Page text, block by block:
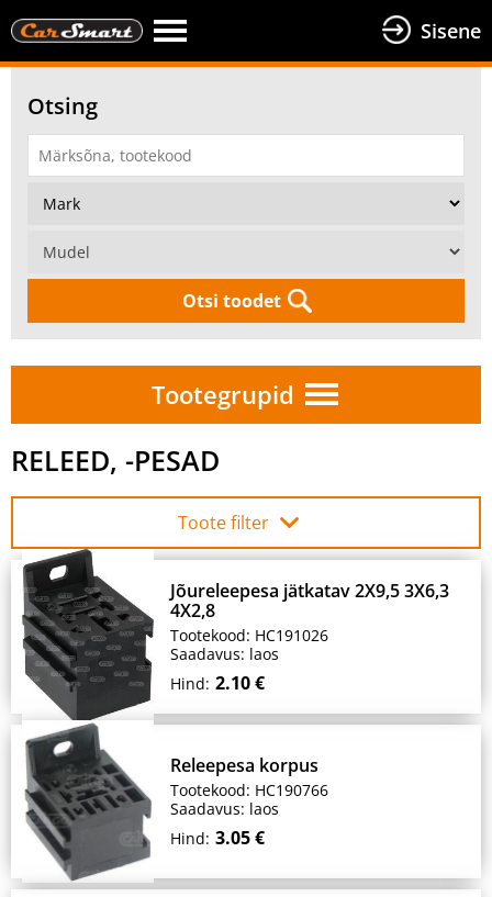
Sisene
Otsing
Otsi toodet
Tootegrupid
RELEED, -PESAD
Toote filter
Jõureleepesa jätkatav 2X9,5 3X6,3
4X2,8
Tootekood: HC191026
Saadavus: laos
Hind: 2.10 €
Releepesa korpus
Tootekood: HC190766
Saadavus: laos
Hind: 3.05 €